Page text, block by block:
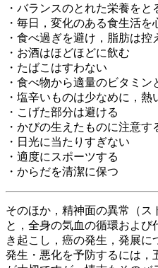
・バランスのとれた栄養をと
・毎日，変化のある食生活を
・食べ過ぎを避け，脂肪は控
・お酒はほどほどに飲む
・たばこはすわない
・食べ物から適量のビタミン
・塩辛いものは少なめに，熱
・こげた部分は避ける
・かびの生えたものに注意す
・日光に当たりすぎない
・適度にスポーツする
・からだを清潔に保つ
そのほか，精神面の異常（ス
と，全身の気血の循環および
き起こし，癌の発生，発展
発生・悪化を予防するには，